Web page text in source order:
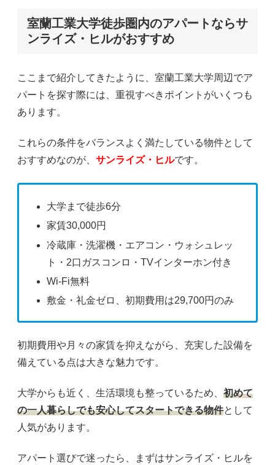
室蘭工業大学徒歩圏内のアパートならサ
ンライズ・ヒルがおすすめ
ここまで紹介してきたように、室蘭工業大学周辺でア
パートを探す際には、重視すべきポイントがいくつも
あります。
これらの条件をバランスよく満たしている物件として
おすすめなのが、 サンライズ・ヒルです。
大学まで徒歩6分
家賃30,000円
冷蔵庫・洗濯機・エアコン・ウォシュレッ
ト・2口ガスコンロ・TVインターホン付き
Wi-Fi無料
敷金・礼金ゼロ、初期費用は29,700円のみ
初期費用や月々の家賃を抑えながら、充実した設備を
備えている点は大きな魅力です。
大学からも近く、生活環境も整っているため、 初めて
の一人暮らしでも安心してスタートできる物件として
人気があります。
アパート選びで迷ったら、まずはサンライズ・ヒルを